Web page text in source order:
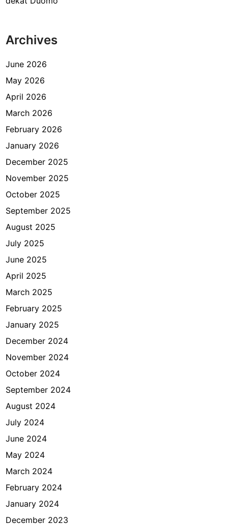
Archives
June 2026
May 2026
April 2026
March 2026
February 2026
January 2026
December 2025
November 2025
October 2025
September 2025
August 2025
July 2025
June 2025
April 2025
March 2025
February 2025
January 2025
December 2024
November 2024
October 2024
September 2024
August 2024
July 2024
June 2024
May 2024
March 2024
February 2024
January 2024
December 2023